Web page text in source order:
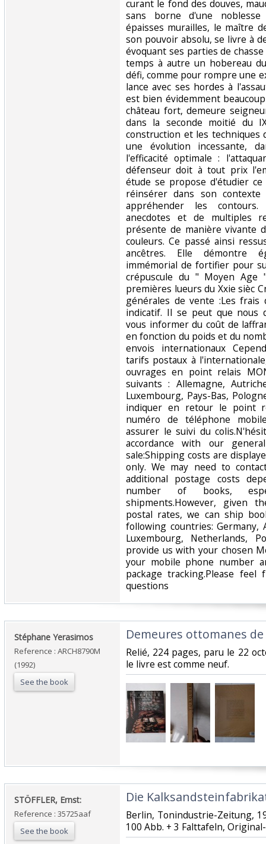
curant le fond des douves,
sans borne d'une
épaisses murailles, le maître
son pouvoir absolu, se livre à
évoquant ses parties de
temps à autre un hobereau
défi, comme pour rompre une
lance avec ses hordes à
est bien évidemment
château fort, demeure
dans la seconde moitié du
construction et les techniques
une évolution incessante,
l'efficacité optimale :
défenseur doit à tout prix
étude se propose d'étudier
réinsérer dans son
appréhender les
anecdotes et de multiples
présente de manière vivante
couleurs. Ce passé ainsi
ancêtres. Elle démontre
immémorial de fortifier pour
crépuscule du " Moyen Age
premières lueurs du Xxie sièc
générales de vente :Les
indicatif. Il se peut que nous
vous informer du coût de
en fonction du poids et du
envois internationaux
tarifs postaux à
ouvrages en point relais
suivants : Allemagne,
Luxembourg, Pays-Bas,
indiquer en retour le point
numéro de téléphone
assurer le suivi du
accordance with our
sale:Shipping costs are
only. We may need to
additional postage costs
number of books,
shipments.However, given
postal rates, we can ship
following countries: Germany,
Luxembourg, Netherlands,
provide us with your chosen
your mobile phone number
package tracking.Please
questions‎
‎Stéphane Yerasimos‎
Reference : ARCH8790M
(1992)
See the book
‎Demeures ottomanes
‎Relié, 224 pages, paru le 22
le livre est comme neuf.‎
‎STÖFFLER, Ernst:‎
Reference : 35725aaf
See the book
‎Die
‎Berlin, Tonindustrie-Zeitung,
100 Abb. + 3 Falttafeln,